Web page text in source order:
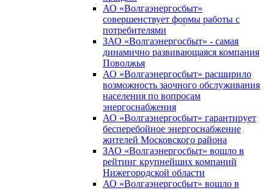
АО «Волгаэнергосбыт»
совершенствует формы работы с
потребителями
ЗАО «Волгаэнергосбыт» - самая
динамично развивающаяся компания
Поволжья
АО «Волгаэнергосбыт» расширило
возможность заочного обслуживания
населения по вопросам
энергоснабжения
АО «Волгаэнергосбыт» гарантирует
бесперебойное энергоснабжение
жителей Московского района
ЗАО «Волгаэнергосбыт» вошло в
рейтинг крупнейших компаний
Нижегородской области
АО «Волгаэнергосбыт» вошло в